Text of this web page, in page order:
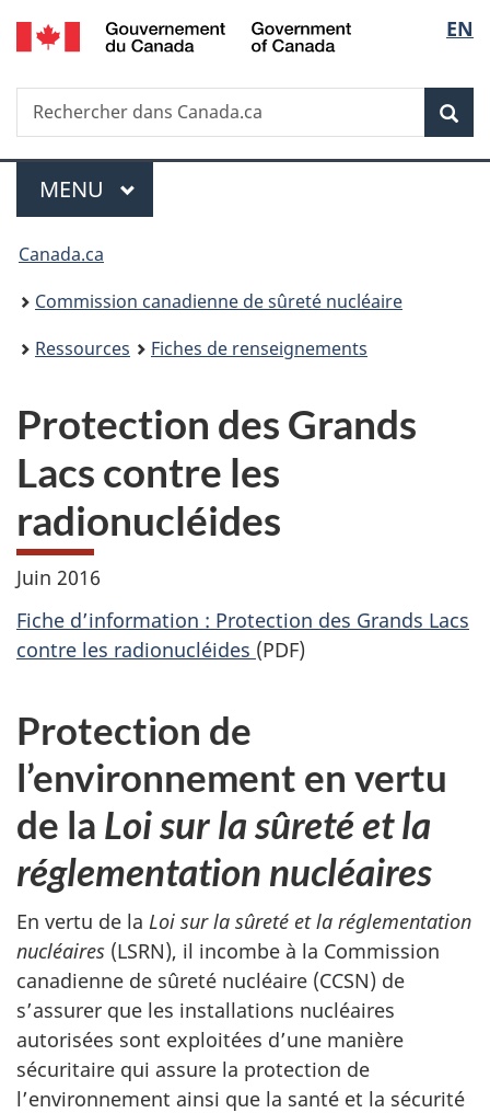
Passer
au
principal
de
la
EN
Recherche
Rechercher
dans
Menu
MENU PRINCIPAL
Vous
êtes
ici
Canada.ca
Commission canadienne de sûreté nucléaire
Ressources
Fiches de renseignements
Protection des Grands
Lacs contre les
radionucléides
Juin 2016
Fiche d’information : Protection des Grands Lacs
contre les radionucléides (PDF)
Protection de
l’environnement en vertu
de la Loi sur la sûreté et la
réglementation nucléaires
En vertu de la Loi sur la sûreté et la réglementation
nucléaires (LSRN), il incombe à la Commission
canadienne de sûreté nucléaire (CCSN) de
s’assurer que les installations nucléaires
autorisées sont exploitées d’une manière
sécuritaire qui assure la protection de
l’environnement ainsi que la santé et la sécurité